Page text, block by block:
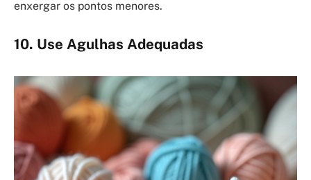
enxergar os pontos menores.
10. Use Agulhas Adequadas